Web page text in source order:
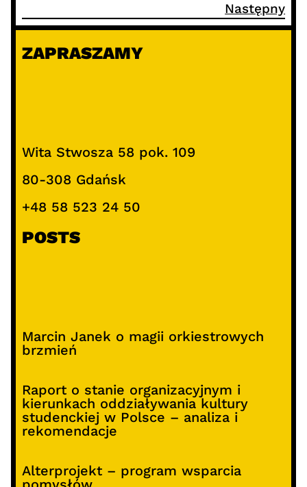
Następny
ZAPRASZAMY
Wita Stwosza 58 pok. 109
80-308 Gdańsk
+48 58 523 24 50
POSTS
Marcin Janek o magii orkiestrowych
brzmień
Raport o stanie organizacyjnym i
kierunkach oddziaływania kultury
studenckiej w Polsce – analiza i
rekomendacje
Alterprojekt – program wsparcia